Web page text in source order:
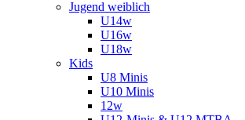
Jugend weiblich
U14w
U16w
U18w
Kids
U8 Minis
U10 Minis
12w